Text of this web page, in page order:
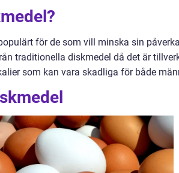
för de som vill minska sin
traditionella diskmedel då det är
som kan vara skadliga för både